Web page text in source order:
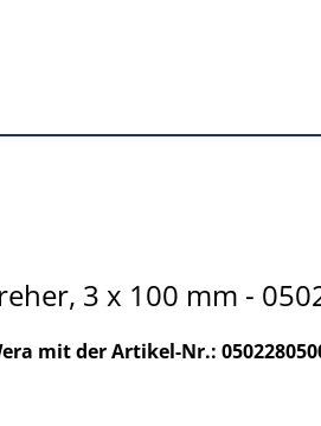
3 x 100 mm -
mit der Artikel-Nr.: